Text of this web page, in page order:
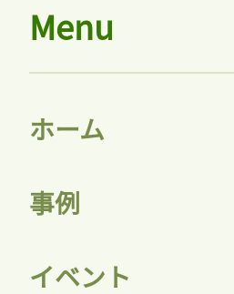
Menu
ホーム
事例
イベント